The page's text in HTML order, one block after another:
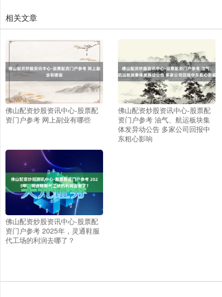
相关文章
佛山配资炒股资讯中心-股票配
资门户参考 网上副业有哪些
佛山配资炒股资讯中心-股票配
资门户参考 油气、航运板块集
体发异动公告 多家公司回报中
东粗心影响
佛山配资炒股资讯中心-股票配
资门户参考 2025年，灵通鞋服
代工场的利润去哪了？